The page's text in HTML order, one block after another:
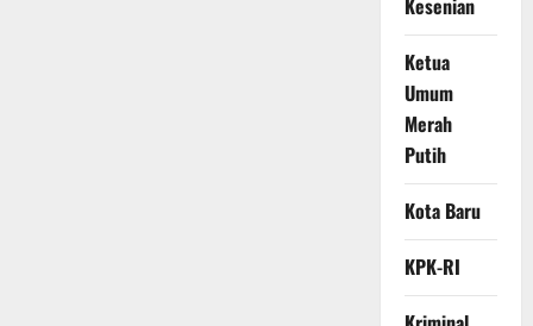
Kesenian
Ketua
Umum
Merah
Putih
Kota Baru
KPK-RI